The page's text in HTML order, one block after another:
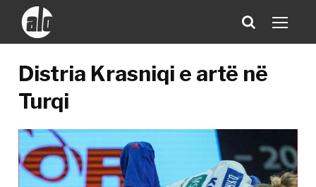
Distria Krasniqi e artë në
Turqi